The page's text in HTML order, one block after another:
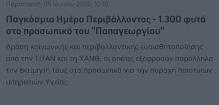
Παρασκευή, 05 Ιουνίου 2026, 10:10
Παγκόσμια Ημέρα Περιβάλλοντος - 1.300 φυτά
στο προσωπικό του "Παπαγεωργίου"
Δράση κοινωνικής και περιβαλλοντικής ευαισθητοποίησης
από την ΤΙΤΑΝ και τη ΧΑΝΘ, οι οποίες εξέφρασαν παράλληλα
την εκτίμησή τους στο προσωπικό για την παροχή ποιοτικών
υπηρεσιών Υγείας.